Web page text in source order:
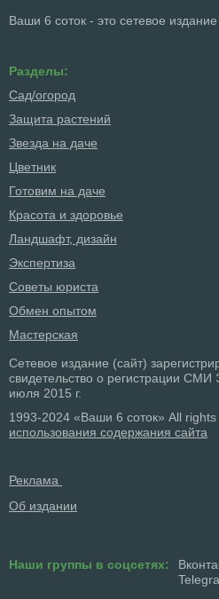
Ваши 6 соток - это сетевое
Разделы:
Сад/огород
Защита растений
Звезда на даче
Цветник
Готовим на даче
Красота и здоровье
Ландшафт, дизайн
Экспертиза
Советы юриста
Обмен опытом
Мастерская
Сетевое издание (сайт)
свидетельство о регистрации
июля 2015 г.
1993-2024 «Ваши 6 соток» All rights
использования содержания сайта
Реклама
Об издании
Наши группы в соцсетях: